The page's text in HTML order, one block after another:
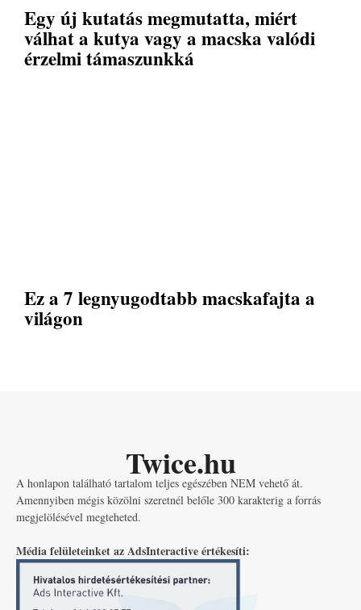
Egy új kutatás megmutatta, miért
válhat a kutya vagy a macska valódi
érzelmi támaszunkká
Ez a 7 legnyugodtabb macskafajta a
világon
Twice.hu
A honlapon található tartalom teljes egészében NEM vehető át.
Amennyiben mégis közölni szeretnél belőle 300 karakterig a forrás
megjelölésével megteheted.
Média felületeinket az AdsInteractive értékesíti: